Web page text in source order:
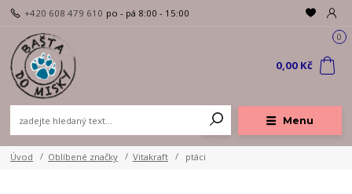
Menu
+420 608 479 610 po - pá 8:00 - 15:00
0
0,00 Kč
Úvod Oblíbené značky Vitakraft ptáci